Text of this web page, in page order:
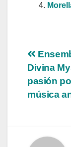
de
Divina
pasión
música